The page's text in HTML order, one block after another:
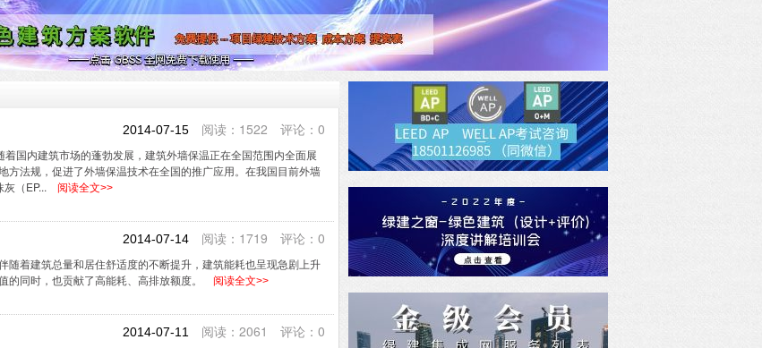
2014-07-15 阅读：1522 评论：0
国内建筑市场的蓬勃发展，建筑外墙保温正在全国范围内全面展
法规，促进了外墙保温技术在全国的推广应用。在我国目前外墙
（EP...
阅读全文>>
2014-07-14 阅读：1719 评论：0
随着建筑总量和居住舒适度的不断提升，建筑能耗也呈现急剧上升
的同时，也贡献了高能耗、高排放额度。
阅读全文>>
2014-07-11 阅读：2061 评论：0